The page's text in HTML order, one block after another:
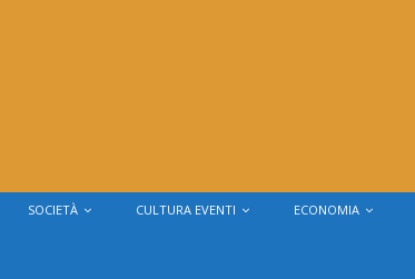
SOCIETÀ CULTURA EVENTI ECONOMIA